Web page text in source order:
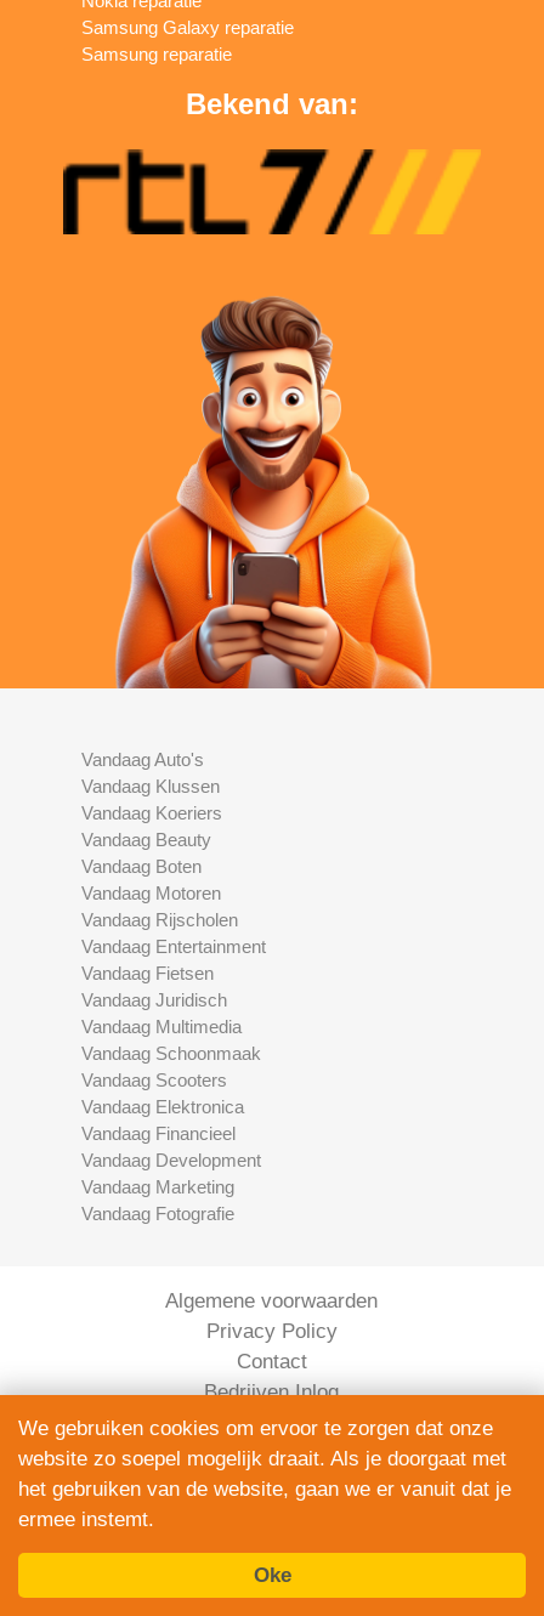
Samsung Galaxy reparatie
Samsung reparatie
Bekend van:
Vandaag Auto's
Vandaag Klussen
Vandaag Koeriers
Vandaag Beauty
Vandaag Boten
Vandaag Motoren
Vandaag Rijscholen
Vandaag Entertainment
Vandaag Fietsen
Vandaag Juridisch
Vandaag Multimedia
Vandaag Schoonmaak
Vandaag Scooters
Vandaag Elektronica
Vandaag Financieel
Vandaag Development
Vandaag Marketing
Vandaag Fotografie
Algemene voorwaarden
Privacy Policy
Contact
Bedrijven Inlog
Elektronica Vandaag is onderdeel van
We gebruiken cookies om ervoor te zorgen dat onze
website zo soepel mogelijk draait. Als je doorgaat met
het gebruiken van de website, gaan we er vanuit dat je
ermee instemt.
Oke